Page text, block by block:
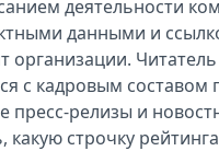
деятельности
данными и
организации.
с кадровым составом
пресс-релизы и
какую строчку